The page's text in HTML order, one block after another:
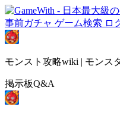
事前ガチャ ゲーム検索 ロ
モンスト攻略wiki | モンス
掲示板Q&A